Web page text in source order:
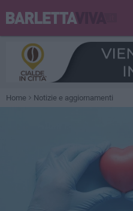
Home Notizie e aggiornamenti